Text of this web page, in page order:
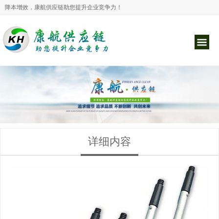
降本增效，康航供应链助您提升企业竞争力！
详细内容